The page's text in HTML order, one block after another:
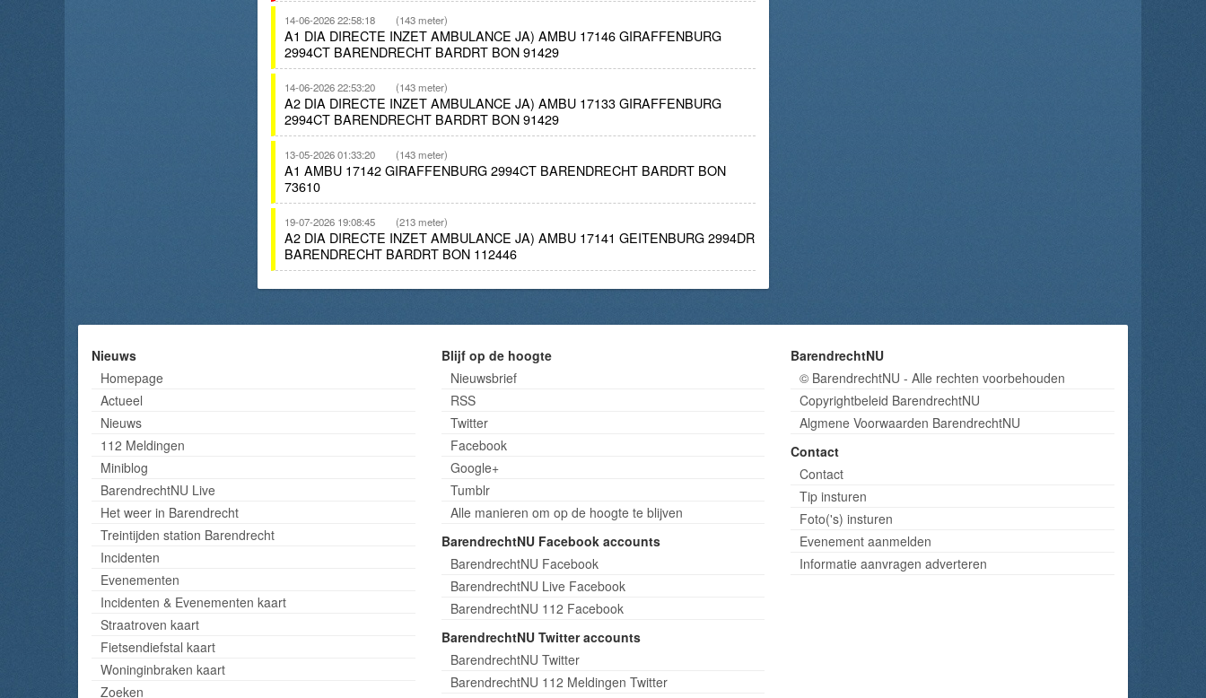
14-06-2026 22:58:18 (143 meter)
A1 DIA DIRECTE INZET AMBULANCE JA) AMBU 17146 GIRAFFENBURG
2994CT BARENDRECHT BARDRT BON 91429
14-06-2026 22:53:20 (143 meter)
A2 DIA DIRECTE INZET AMBULANCE JA) AMBU 17133 GIRAFFENBURG
2994CT BARENDRECHT BARDRT BON 91429
13-05-2026 01:33:20 (143 meter)
A1 AMBU 17142 GIRAFFENBURG 2994CT BARENDRECHT BARDRT BON
73610
19-07-2026 19:08:45 (213 meter)
A2 DIA DIRECTE INZET AMBULANCE JA) AMBU 17141 GEITENBURG 2994DR
BARENDRECHT BARDRT BON 112446
Nieuws
Homepage
Actueel
Nieuws
112 Meldingen
Miniblog
BarendrechtNU Live
Het weer in Barendrecht
Treintijden station Barendrecht
Incidenten
Evenementen
Incidenten & Evenementen kaart
Straatroven kaart
Fietsendiefstal kaart
Woninginbraken kaart
Zoeken
Blijf op de hoogte
Nieuwsbrief
RSS
Twitter
Facebook
Google+
Tumblr
Alle manieren om op de hoogte te blijven
BarendrechtNU Facebook accounts
BarendrechtNU Facebook
BarendrechtNU Live Facebook
BarendrechtNU 112 Facebook
BarendrechtNU Twitter accounts
BarendrechtNU Twitter
BarendrechtNU 112 Meldingen Twitter
BarendrechtNU
© BarendrechtNU - Alle rechten voorbehouden
Copyrightbeleid BarendrechtNU
Algmene Voorwaarden BarendrechtNU
Contact
Contact
Tip insturen
Foto('s) insturen
Evenement aanmelden
Informatie aanvragen adverteren